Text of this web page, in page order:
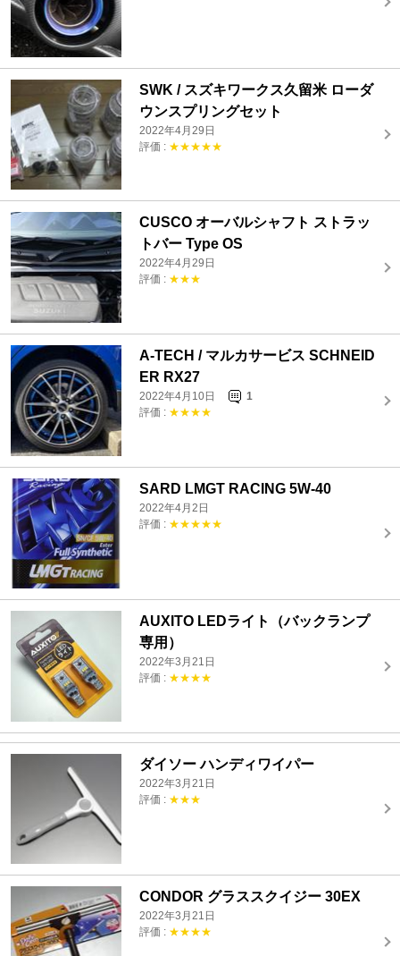
SWK / スズキワークス久留米 ローダ
ウンスプリングセット
2022年4月29日
評価 : ★★★★★
CUSCO オーバルシャフト ストラッ
トバー Type OS
2022年4月29日
評価 : ★★★
A-TECH / マルカサービス SCHNEID
ER RX27
2022年4月10日
1
評価 : ★★★★
SARD LMGT RACING 5W-40
2022年4月2日
評価 : ★★★★★
AUXITO LEDライト（バックランプ
専用）
2022年3月21日
評価 : ★★★★
ダイソー ハンディワイパー
2022年3月21日
評価 : ★★★
CONDOR グラススクイジー 30EX
2022年3月21日
評価 : ★★★★